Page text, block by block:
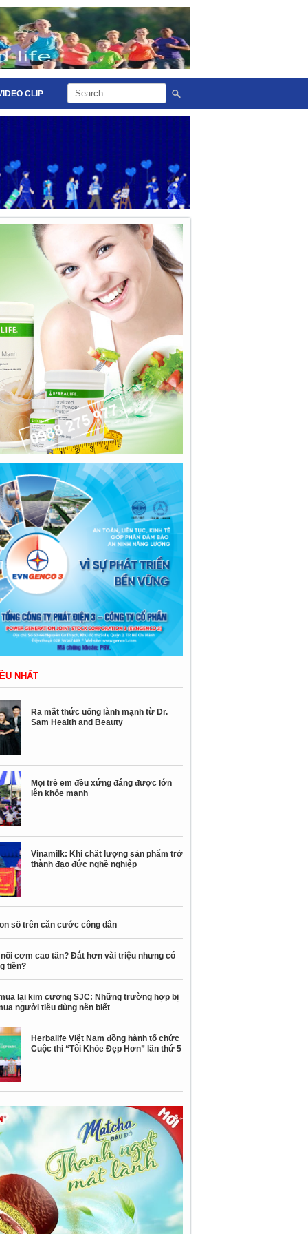
CLIP
NHẤT
Ra mắt thức uống lành mạnh từ Dr.
Sam Health and Beauty
Mọi trẻ em đều xứng đáng được lớn
lên khỏe mạnh
Vinamilk: Khi chất lượng sản phẩm trở
thành đạo đức nghề nghiệp
số trên căn cước công dân
nồi cơm cao tần? Đắt hơn vài triệu nhưng có
tiền?
lại kim cương SJC: Những trường hợp bị
người tiêu dùng nên biết
Herbalife Việt Nam đồng hành tổ chức
Cuộc thi “Tôi Khỏe Đẹp Hơn” lần thứ 5